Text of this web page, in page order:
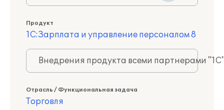
Продукт
1С:Зарплата и управление персоналом 8
Внедрения продукта всеми партнерами
Отрасль / Функциональная задача
Торговля